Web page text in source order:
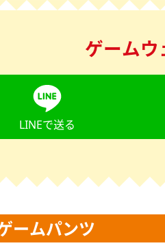
ゲームウ
LINEで送る
ームパンツ